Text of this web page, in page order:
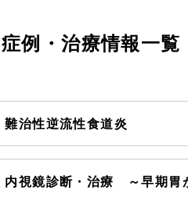
症例・治療情報一覧
難治性逆流性食道炎
内視鏡診断・治療 ～早期胃